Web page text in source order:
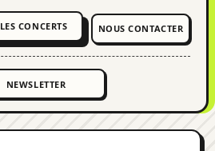
LES CONCERTS NOUS CONTACTER